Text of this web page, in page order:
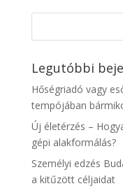
Legutóbbi
Hőségriadó vagy
tempójában
Új életérzés –
gépi alakformálás?
Személyi edzés
a kitűzött céljaidat